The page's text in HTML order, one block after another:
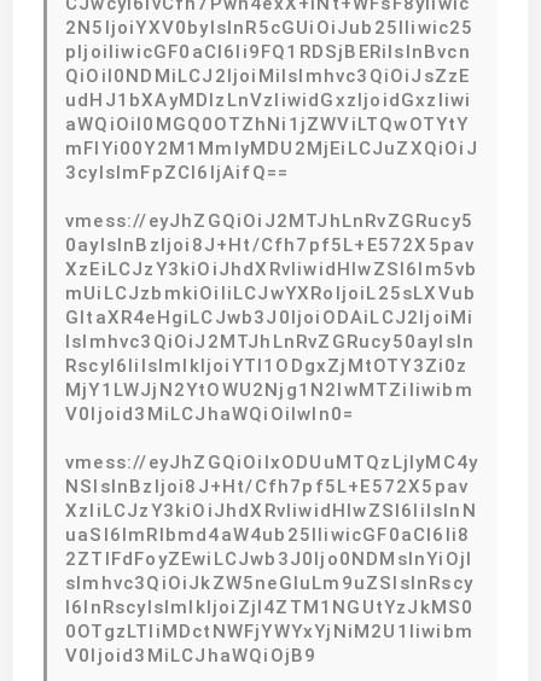
2N5IjoiYXV0byIsInR5cGUiOiJub25lIiwic25
pIjoiIiwicGF0aCI6Ii9FQ1RDSjBERiIsInBvcn
QiOiI0NDMiLCJ2IjoiMiIsImhvc3QiOiJsZzE
udHJ1bXAyMDIzLnVzIiwidGxzIjoidGxzIiwi
aWQiOiI0MGQ0OTZhNi1jZWViLTQwOTYtY
mFlYi00Y2M1MmIyMDU2MjEiLCJuZXQiOiJ
3cyIsImFpZCI6IjAifQ==
vmess://eyJhZGQiOiJ2MTJhLnRvZGRucy5
0ayIsInBzIjoi8J+Ht/Cfh7pf5L+E572X5pav
XzEiLCJzY3kiOiJhdXRvIiwidHlwZSI6Im5vb
mUiLCJzbmkiOiIiLCJwYXRoIjoiL25sLXVub
GltaXR4eHgiLCJwb3J0IjoiODAiLCJ2IjoiMi
IsImhvc3QiOiJ2MTJhLnRvZGRucy50ayIsIn
RscyI6IiIsImlkIjoiYTI1ODgxZjMtOTY3Zi0z
MjY1LWJjN2YtOWU2Njg1N2IwMTZiIiwibm
V0Ijoid3MiLCJhaWQiOiIwIn0=
vmess://eyJhZGQiOiIxODUuMTQzLjIyMC4y
NSIsInBzIjoi8J+Ht/Cfh7pf5L+E572X5pav
XzIiLCJzY3kiOiJhdXRvIiwidHlwZSI6IiIsInN
uaSI6ImRlbmd4aW4ub25lIiwicGF0aCI6Ii8
2ZTlFdFoyZEwiLCJwb3J0Ijo0NDMsInYiOjI
sImhvc3QiOiJkZW5neGluLm9uZSIsInRscy
I6InRscyIsImlkIjoiZjI4ZTM1NGUtYzJkMS0
0OTgzLTliMDctNWFjYWYxYjNiM2U1Iiwibm
V0Ijoid3MiLCJhaWQiOjB9